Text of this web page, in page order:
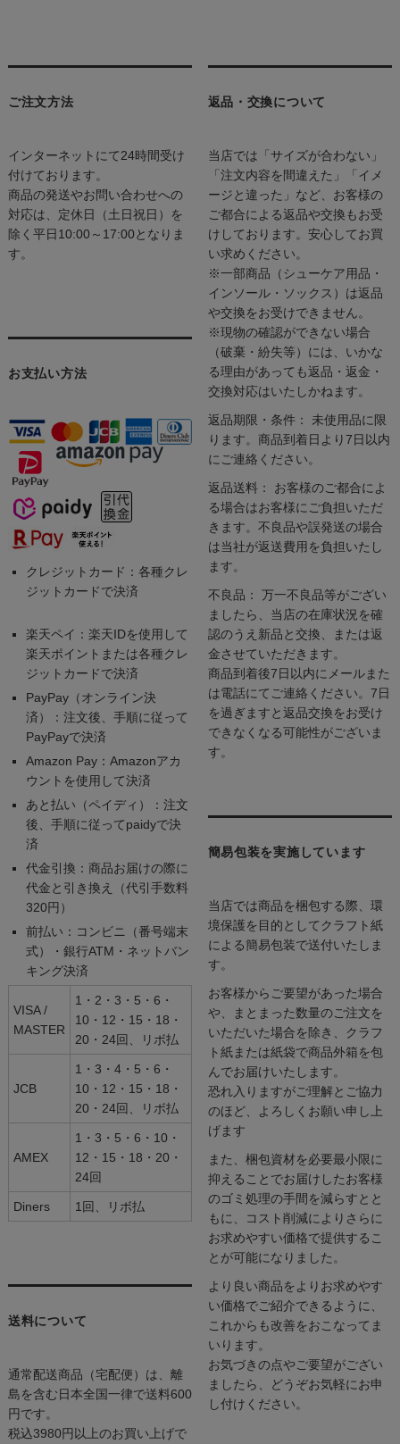
ご注文方法
インターネットにて24時間受け
付けております。
商品の発送やお問い合わせへの
対応は、定休日（土日祝日）を
除く平日10:00～17:00となりま
す。
お支払い方法
クレジットカード：各種クレ
ジットカードで決済
楽天ペイ：楽天IDを使用して
楽天ポイントまたは各種クレ
ジットカードで決済
PayPay（オンライン決
済）：注文後、手順に従って
PayPayで決済
Amazon Pay：Amazonアカ
ウントを使用して決済
あと払い（ペイディ）：注文
後、手順に従ってpaidyで決
済
代金引換：商品お届けの際に
代金と引き換え（代引手数料
320円）
前払い：コンビニ（番号端末
式）・銀行ATM・ネットバン
キング決済
VISA /
MASTER
1・2・3・5・6・
10・12・15・18・
20・24回、リボ払
JCB
1・3・4・5・6・
10・12・15・18・
20・24回、リボ払
AMEX
1・3・5・6・10・
12・15・18・20・
24回
Diners 1回、リボ払
送料について
通常配送商品（宅配便）は、離
島を含む日本全国一律で送料600
円です。
税込3980円以上のお買い上げで
返品・交換について
当店では「サイズが合わない」
「注文内容を間違えた」「イメ
ージと違った」など、お客様の
ご都合による返品や交換もお受
けしております。安心してお買
い求めください。
※一部商品（シューケア用品・
インソール・ソックス）は返品
や交換をお受けできません。
※現物の確認ができない場合
（破棄・紛失等）には、いかな
る理由があっても返品・返金・
交換対応はいたしかねます。
返品期限・条件： 未使用品に限
ります。商品到着日より7日以内
にご連絡ください。
返品送料： お客様のご都合によ
る場合はお客様にご負担いただ
きます。不良品や誤発送の場合
は当社が返送費用を負担いたし
ます。
不良品： 万一不良品等がござい
ましたら、当店の在庫状況を確
認のうえ新品と交換、または返
金させていただきます。
商品到着後7日以内にメールまた
は電話にてご連絡ください。7日
を過ぎますと返品交換をお受け
できなくなる可能性がございま
す。
簡易包装を実施しています
当店では商品を梱包する際、環
境保護を目的としてクラフト紙
による簡易包装で送付いたしま
す。
お客様からご要望があった場合
や、まとまった数量のご注文を
いただいた場合を除き、クラフ
ト紙または紙袋で商品外箱を包
んでお届けいたします。
恐れ入りますがご理解とご協力
のほど、よろしくお願い申し上
げます
また、梱包資材を必要最小限に
抑えることでお届けしたお客様
のゴミ処理の手間を減らすとと
もに、コスト削減によりさらに
お求めやすい価格で提供するこ
とが可能になりました。
より良い商品をよりお求めやす
い価格でご紹介できるように、
これからも改善をおこなってま
いります。
お気づきの点やご要望がござい
ましたら、どうぞお気軽にお申
し付けください。